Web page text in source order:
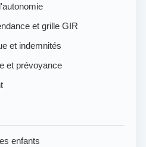
et grille GIR
et indemnités
et prévoyance
enfants